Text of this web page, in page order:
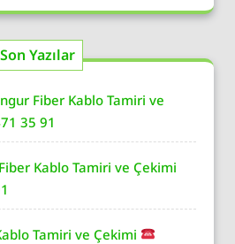
Son Yazılar
Fiber Kablo Tamiri ve
35 91
Kablo Tamiri ve Çekimi
Tamiri ve Çekimi